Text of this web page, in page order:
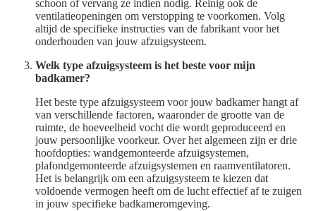
schoon of vervang ze indien nodig. Reinig ook de
ventilatieopeningen om verstopping te voorkomen. Volg
altijd de specifieke instructies van de fabrikant voor het
onderhouden van jouw afzuigsysteem.
Welk type afzuigsysteem is het beste voor mijn
badkamer?
Het beste type afzuigsysteem voor jouw badkamer hangt af
van verschillende factoren, waaronder de grootte van de
ruimte, de hoeveelheid vocht die wordt geproduceerd en
jouw persoonlijke voorkeur. Over het algemeen zijn er drie
hoofdopties: wandgemonteerde afzuigsystemen,
plafondgemonteerde afzuigsystemen en raamventilatoren.
Het is belangrijk om een afzuigsysteem te kiezen dat
voldoende vermogen heeft om de lucht effectief af te zuigen
in jouw specifieke badkameromgeving.